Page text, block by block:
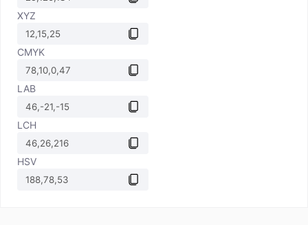
XYZ
CMYK
LAB
LCH
HSV